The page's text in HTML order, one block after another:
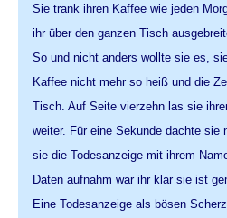
Sie trank ihren Kaffee wie jeden
ihr über den ganzen Tisch
So und nicht anders wollte sie es,
Kaffee nicht mehr so heiß und die
Tisch. Auf Seite vierzehn las sie
weiter. Für eine Sekunde dachte sie
sie die Todesanzeige mit ihrem
Daten aufnahm war ihr klar sie ist
Eine Todesanzeige als bösen